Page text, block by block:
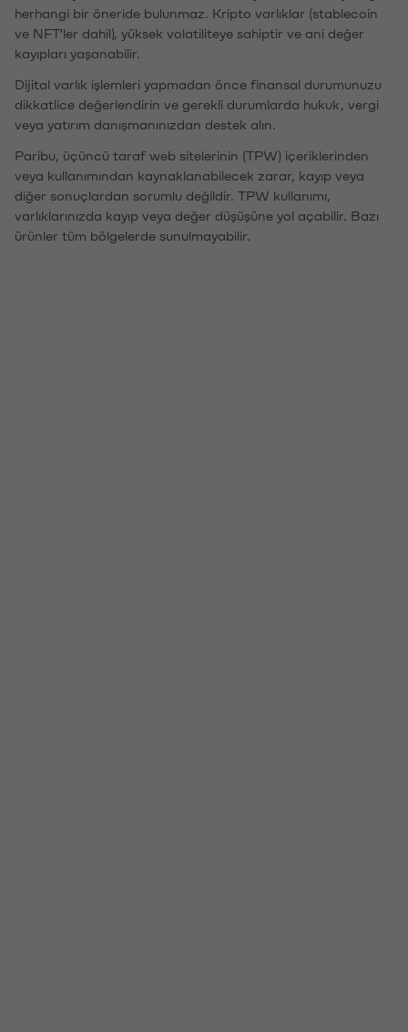
herhangi bir öneride bulunmaz. Kripto varlıklar (stablecoin
ve NFT'ler dahil), yüksek volatiliteye sahiptir ve ani değer
kayıpları yaşanabilir.
Dijital varlık işlemleri yapmadan önce finansal durumunuzu
dikkatlice değerlendirin ve gerekli durumlarda hukuk, vergi
veya yatırım danışmanınızdan destek alın.
Paribu, üçüncü taraf web sitelerinin (TPW) içeriklerinden
veya kullanımından kaynaklanabilecek zarar, kayıp veya
diğer sonuçlardan sorumlu değildir. TPW kullanımı,
varlıklarınızda kayıp veya değer düşüşüne yol açabilir. Bazı
ürünler tüm bölgelerde sunulmayabilir.